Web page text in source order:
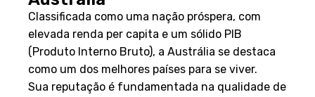
Classificada como uma nação próspera, com
elevada renda per capita e um sólido PIB
(Produto Interno Bruto), a Austrália se destaca
como um dos melhores países para se viver.
Sua reputação é fundamentada na qualidade de